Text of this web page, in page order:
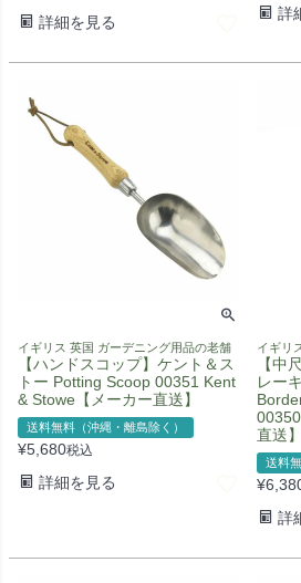
詳細を見る
詳
イギリス 英国 ガーデニング用品の老舗
【ハンドスコップ】ケント＆ス
トー Potting Scoop 00351 Kent
& Stowe【メーカー直送】
送料無料（沖縄・離島除く）
¥5,680税込
詳細を見る
イギリ
【中
レー
直送】
送料
¥
詳